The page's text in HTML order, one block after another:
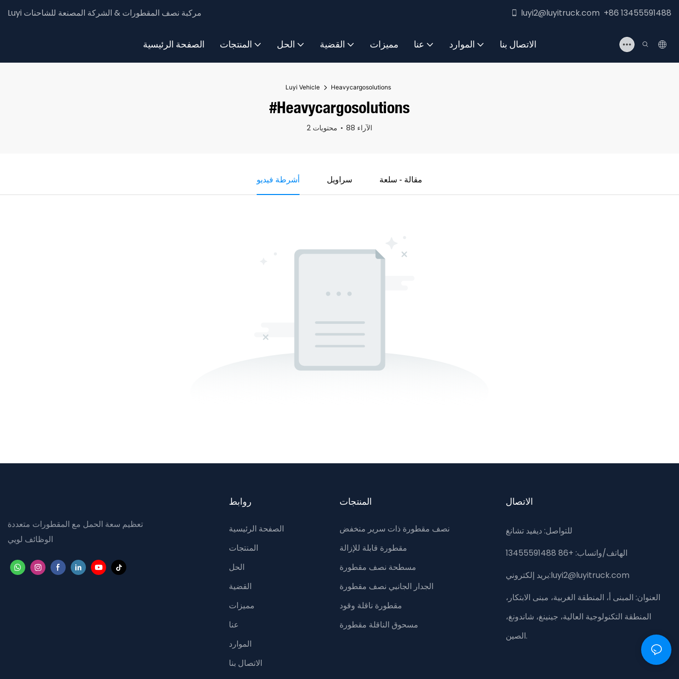
Luyi مركبة نصف المقطورات & الشركة المصنعة للشاحنات luyi2@luyitruck.com +86 13455591488
الصفحة الرئيسية المنتجات الحل القضية مميزات عنا الموارد الاتصال بنا
Luyi Vehicle Heavycargosolutions
#Heavycargosolutions
2 محتويات 88 الآراء
أشرطة فيديو سراويل مقالة - سلعة
تعظيم سعة الحمل مع المقطورات متعددة
الوظائف لويي
روابط
الصفحة الرئيسية
المنتجات
الحل
القضية
مميزات
عنا
الموارد
الاتصال بنا
المنتجات
نصف مقطورة ذات سرير منخفض
مقطورة قابلة للإزالة
مسطحة نصف مقطورة
الجدار الجانبي نصف مقطورة
مقطورة ناقلة وقود
مسحوق الناقلة مقطورة
الاتصال
للتواصل: ديفيد تشانغ
الهاتف/واتساب: +86 13455591488
بريد إلكتروني:luyi2@luyitruck.com
العنوان: المبنى أ، المنطقة الغربية، مبنى الابتكار،
المنطقة التكنولوجية العالية، جينينغ، شاندونغ،
الصين.